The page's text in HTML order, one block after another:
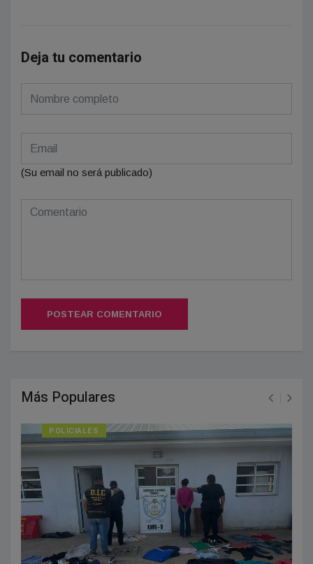
Deja tu comentario
(Su email no será publicado)
POSTEAR COMENTARIO
Más Populares
POLICIALES